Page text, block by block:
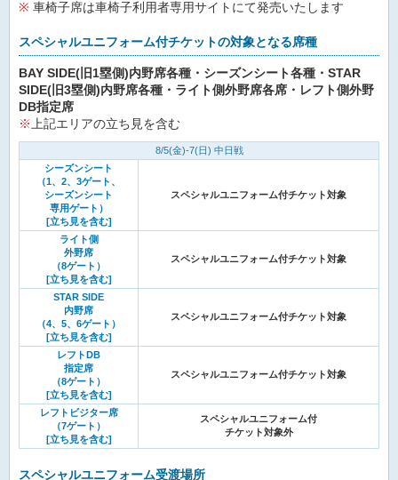
※ 車椅子席は車椅子利用者専用サイトにて発売いたします
スペシャルユニフォーム付チケットの対象となる席種
BAY SIDE(旧1塁側)内野席各種・シーズンシート各種・STAR
SIDE(旧3塁側)内野席各種・ライト側外野席各席・レフト側外野
DB指定席
※上記エリアの立ち見を含む
8/5(金)-7(日) 中日戦
シーズンシート
（1、2、3ゲート、
シーズンシート
専用ゲート）
[立ち見を含む]
スペシャルユニフォーム付チケット対象
ライト側
外野席
（8ゲート）
[立ち見を含む]
スペシャルユニフォーム付チケット対象
STAR SIDE
内野席
（4、5、6ゲート）
[立ち見を含む]
スペシャルユニフォーム付チケット対象
レフトDB
指定席
（8ゲート）
[立ち見を含む]
スペシャルユニフォーム付チケット対象
レフトビジター席
（7ゲート）
[立ち見を含む]
スペシャルユニフォーム付
チケット対象外
スペシャルユニフォーム受渡場所